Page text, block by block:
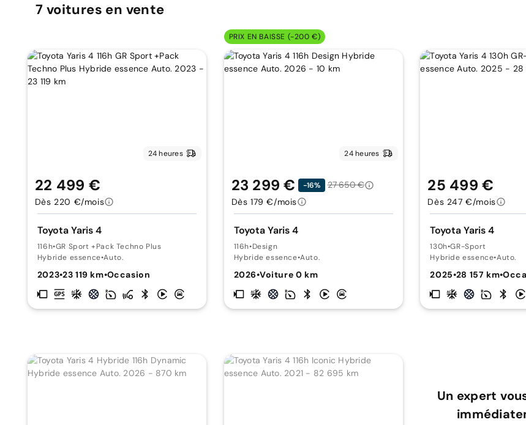
7 voitures en vente
24 heures
Toyota Yaris 4
116h•GR Sport +Pack Techno Plus
Hybride essence•Auto.
2023•23 119 km•Occasion
22 499 €
Dès 220 €/mois
PRIX EN BAISSE (-200 €)
24 heures
Toyota Yaris 4
116h•Design
Hybride essence•Auto.
2026•Voiture 0 km
23 299 € -16%
27 650 €
Dès 179 €/mois
Toyota Yaris 4
130h•GR-Sport
Hybride essence•Auto.
2025•28 157 km•
25 499 €
Dès 247 €/mois
Un expert